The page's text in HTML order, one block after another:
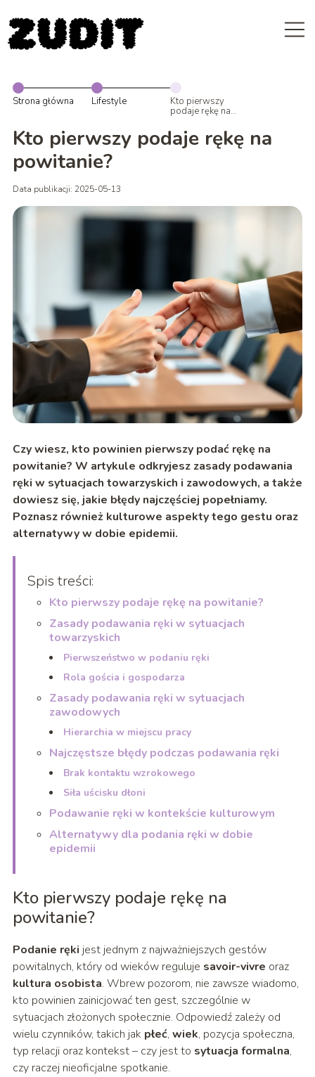
Strona główna Lifestyle Kto pierwszy
podaje rękę na
Kto pierwszy podaje rękę na
powitanie?
Data publikacji: 2025-05-13
Czy wiesz, kto powinien pierwszy podać rękę na
powitanie? W artykule odkryjesz zasady podawania
ręki w sytuacjach towarzyskich i zawodowych, a także
dowiesz się, jakie błędy najczęściej popełniamy.
Poznasz również kulturowe aspekty tego gestu oraz
alternatywy w dobie epidemii.
Spis treści:
Kto pierwszy podaje rękę na powitanie?
Zasady podawania ręki w sytuacjach
towarzyskich
Pierwszeństwo w podaniu ręki
Rola gościa i gospodarza
Zasady podawania ręki w sytuacjach
zawodowych
Hierarchia w miejscu pracy
Najczęstsze błędy podczas podawania ręki
Brak kontaktu wzrokowego
Siła uścisku dłoni
Podawanie ręki w kontekście kulturowym
Alternatywy dla podania ręki w dobie
epidemii
Kto pierwszy podaje rękę na
powitanie?
Podanie ręki jest jednym z najważniejszych gestów
powitalnych, który od wieków reguluje savoir-vivre oraz
kultura osobista. Wbrew pozorom, nie zawsze wiadomo,
kto powinien zainicjować ten gest, szczególnie w
sytuacjach złożonych społecznie. Odpowiedź zależy od
wielu czynników, takich jak płeć, wiek, pozycja społeczna,
typ relacji oraz kontekst – czy jest to sytuacja formalna,
czy raczej nieoficjalne spotkanie.